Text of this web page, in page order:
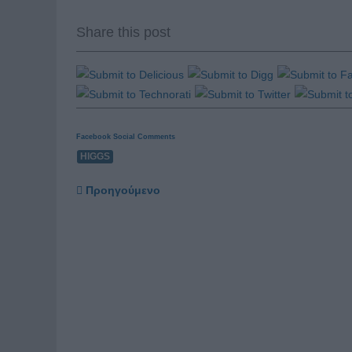
Share this post
Facebook Social Comments
HIGGS
Προηγούμενο